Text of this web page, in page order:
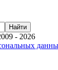
- 2026